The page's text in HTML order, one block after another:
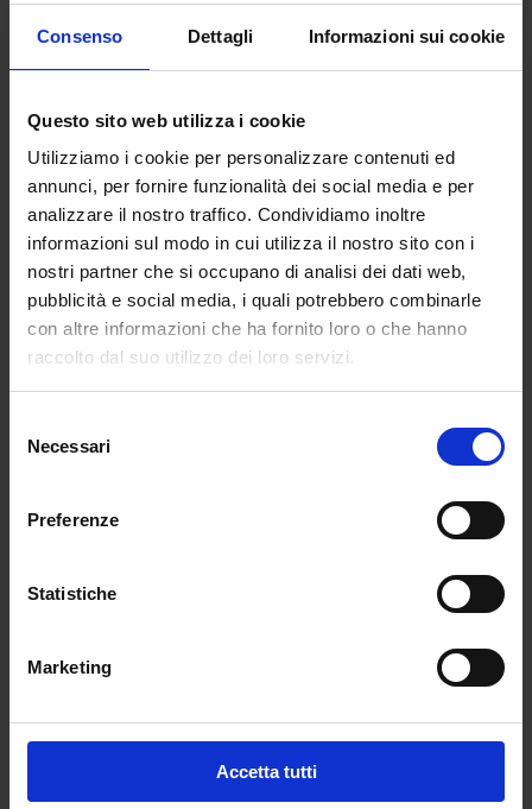
Consenso Dettagli Informazioni sui cookie
Questo sito web utilizza i cookie
Utilizziamo i cookie per personalizzare contenuti ed
annunci, per fornire funzionalità dei social media e per
analizzare il nostro traffico. Condividiamo inoltre
informazioni sul modo in cui utilizza il nostro sito con i
nostri partner che si occupano di analisi dei dati web,
pubblicità e social media, i quali potrebbero combinarle
con altre informazioni che ha fornito loro o che hanno
raccolto dal suo utilizzo dei loro servizi.
delNecessari
Preferenze
Statistiche
Marketing
Accetta tutti
daGiulia Minniti|Nov 24, 2025 |
color...